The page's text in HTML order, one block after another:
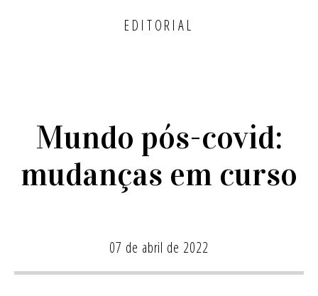
EDITORIAL
Mundo pós-covid:
mudanças em curso
07 de abril de 2022